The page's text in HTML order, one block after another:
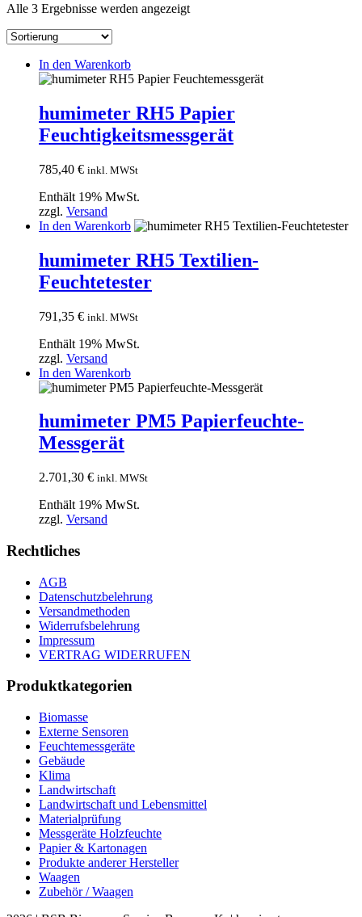
Alle 3 Ergebnisse werden angezeigt
In den Warenkorb
humimeter RH5 Papier
Feuchtigkeitsmessgerät
785,40 € inkl. MWSt
Enthält 19% MwSt.
zzgl. Versand
In den Warenkorb
humimeter RH5 Textilien-
Feuchtetester
791,35 € inkl. MWSt
Enthält 19% MwSt.
zzgl. Versand
In den Warenkorb
humimeter PM5 Papierfeuchte-
Messgerät
2.701,30 € inkl. MWSt
Enthält 19% MwSt.
zzgl. Versand
Rechtliches
AGB
Datenschutzbelehrung
Versandmethoden
Widerrufsbelehrung
Impressum
VERTRAG WIDERRUFEN
Produktkategorien
Biomasse
Externe Sensoren
Feuchtemessgeräte
Gebäude
Klima
Landwirtschaft
Landwirtschaft und Lebensmittel
Materialprüfung
Messgeräte Holzfeuchte
Papier & Kartonagen
Produkte anderer Hersteller
Waagen
Zubehör / Waagen